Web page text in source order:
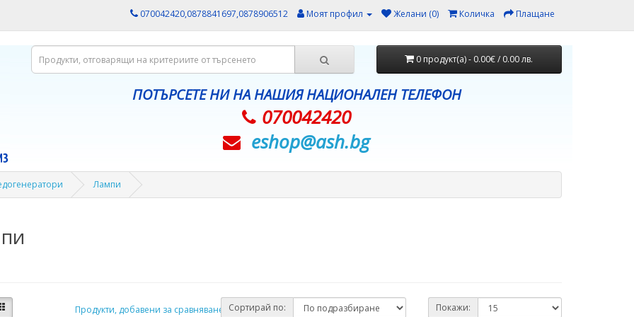
070042420,0878841697,0878906512 Моят профил Желани (0) Количка Плащане
0 продукт(а) - 0.00€ / 0.00 лв.
ПОТЪРСЕТЕ НИ НА НАШИЯ НАЦИОНАЛЕН ТЕЛЕФОН
070042420
eshop@­ash.bg
Лампи
Продукти, добавени за сравняване: (0)Сортирай по: Покажи: